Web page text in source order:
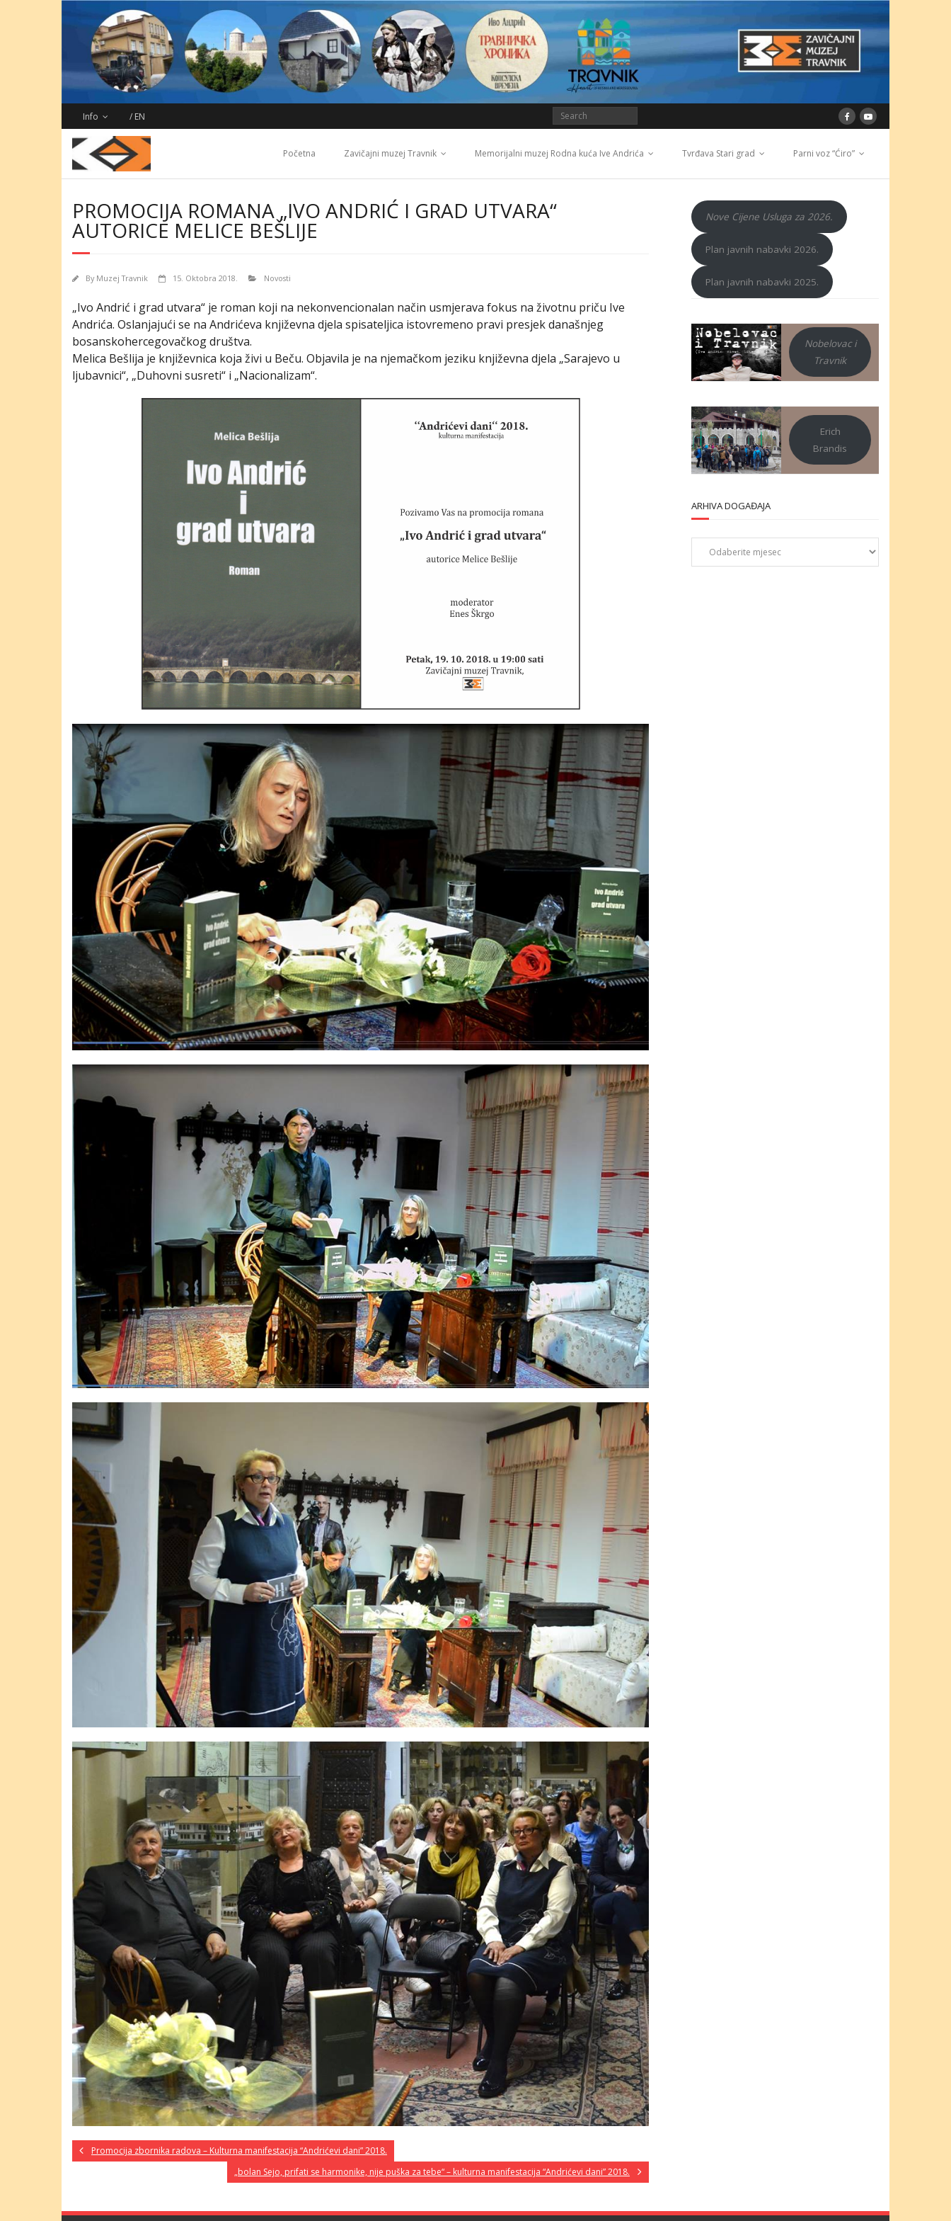
Info / EN
Početna Zavičajni muzej Travnik Memorijalni muzej Rodna kuća Ive Andrića Tvrđava Stari grad Parni voz “Ćiro”
PROMOCIJA ROMANA „IVO ANDRIĆ I GRAD UTVARA“
AUTORICE MELICE BEŠLIJE
By Muzej Travnik 15. Oktobra 2018. Novosti
„Ivo Andrić i grad utvara“ je roman koji na nekonvencionalan način usmjerava fokus na životnu priču Ive
Andrića. Oslanjajući se na Andrićeva književna djela spisateljica istovremeno pravi presjek današnjeg
bosanskohercegovačkog društva.
Melica Bešlija je književnica koja živi u Beču. Objavila je na njemačkom jeziku književna djela „Sarajevo u
ljubavnici“, „Duhovni susreti“ i „Nacionalizam“.
Promocija zbornika radova – Kulturna manifestacija “Andrićevi dani” 2018.
„bolan Sejo, prifati se harmonike, nije puška za tebe“ – kulturna manifestacija “Andrićevi dani” 2018.
Nove Cijene Usluga za 2026.
Plan javnih nabavki 2026.
Plan javnih nabavki 2025.
Nobelovac i
Travnik
Erich
Brandis
ARHIVA DOGAĐAJA
Arhiva
događaja